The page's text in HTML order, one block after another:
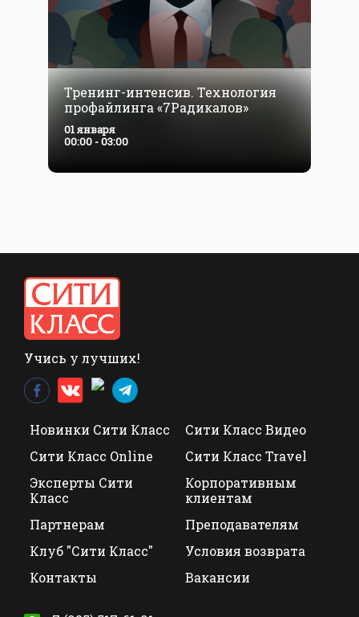
Тренинг-интенсив. Технология
профайлинга «7Радикалов»
01 января
00:00 - 03:00
Учись у лучших!
Новинки Сити Класс
Сити Класс Видео
Сити Класс Online
Сити Класс Travel
Эксперты Сити
Класс
Корпоративным
клиентам
Партнерам
Преподавателям
Клуб "Сити Класс"
Условия возврата
Контакты
Вакансии